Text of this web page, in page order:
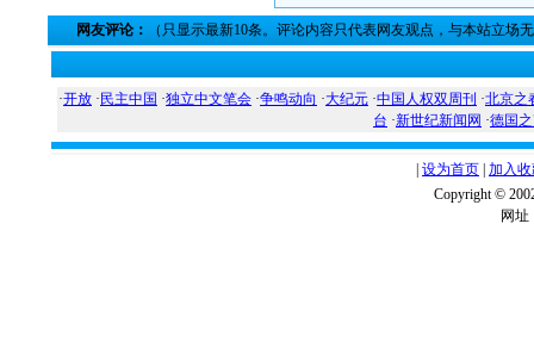
网友评论： （只显示最新10条。评论内容只代表网友观点，与本站立场
·开放 · 民主中国 ·独立中文笔会 ·争鸣动向 ·大纪元 ·中国人权双周刊 ·北京之
台 ·新世纪新闻网 ·德国
设为首页 加入
Copyright ©
网址